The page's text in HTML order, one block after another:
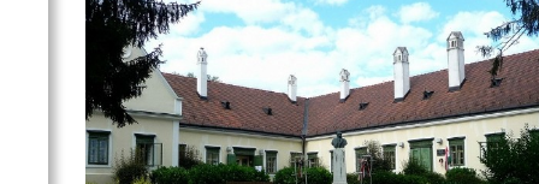
PROGRAM Kehidakustány, Deák-kúria